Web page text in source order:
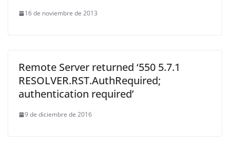
16 de noviembre de 2013
Remote Server returned ‘550 5.7.1
RESOLVER.RST.AuthRequired;
authentication required’
9 de diciembre de 2016